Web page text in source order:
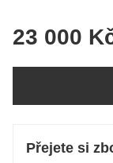
23 000
Přejete si